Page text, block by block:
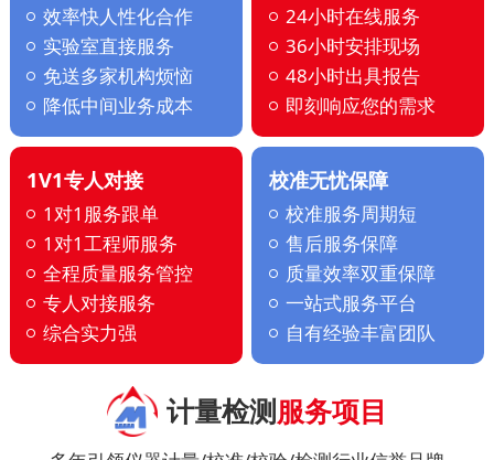
效率快人性化合作
实验室直接服务
免送多家机构烦恼
降低中间业务成本
24小时在线服务
36小时安排现场
48小时出具报告
即刻响应您的需求
1V1专人对接
1对1服务跟单
1对1工程师服务
全程质量服务管控
专人对接服务
综合实力强
校准无忧保障
校准服务周期短
售后服务保障
质量效率双重保障
一站式服务平台
自有经验丰富团队
计量检测服务项目